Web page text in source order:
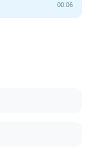
00:06